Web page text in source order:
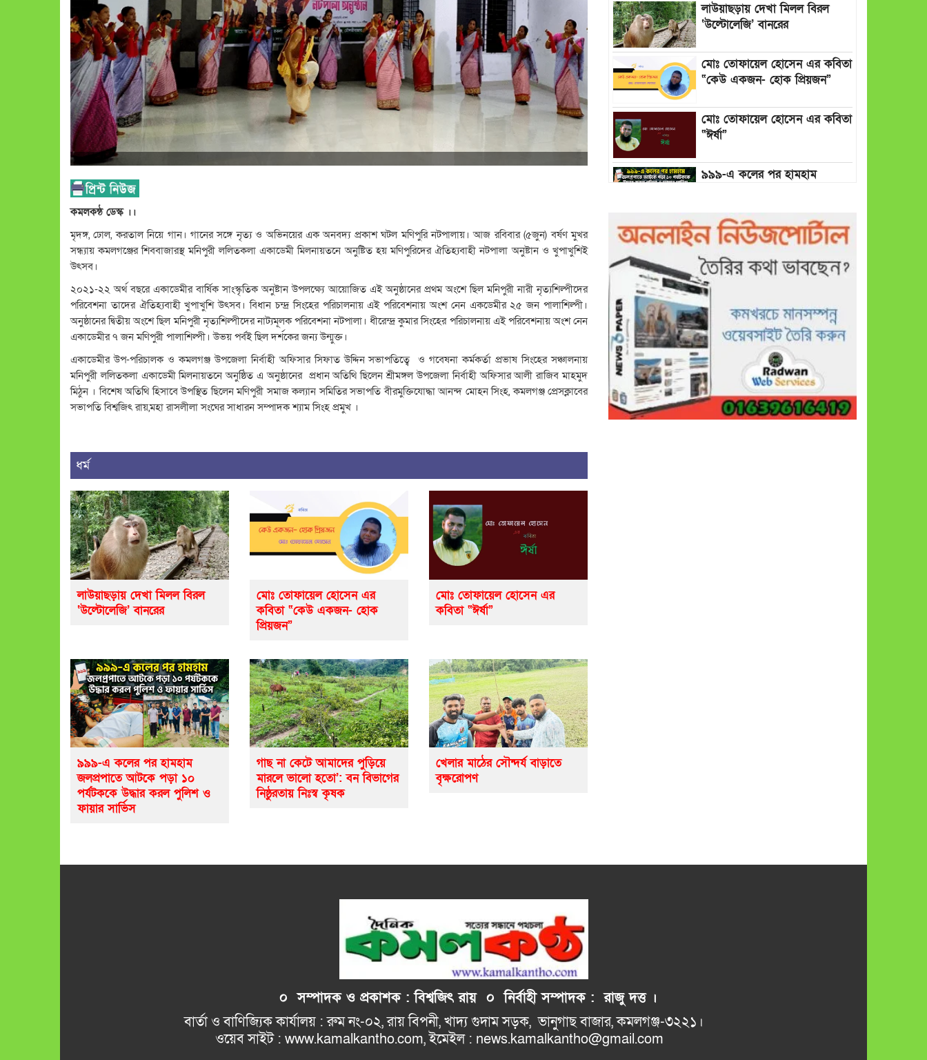
কমলকন্ঠ ডেস্ক ।।
মৃদঙ্গ, ঢোল, করতাল নিয়ে গান। গানের সঙ্গে নৃত্য ও অভিনয়ের এক অনবদ্য প্রকাশ ঘটল মণিপুরি নটপালায়। আজ রবিবার (৫জুন) বর্ষণ মুখর
সন্ধ্যায় কমলগঞ্জের শিববাজারস্থ মনিপুরী ললিতকলা একাডেমী মিলনায়তনে অনুষ্টিত হয় মণিপুরিদের ঐতিহ্যবাহী নটপালা অনুষ্টান ও খুপাখুশিই
উৎসব।
২০২১-২২ অর্থ বছরে একাডেমীর বার্ষিক সাংস্কৃতিক অনুষ্টান উপলক্ষ্যে আয়োজিত এই অনুষ্ঠানের প্রথম অংশে ছিল মনিপুরী নারী নৃত্যশিল্পীদের
পরিবেশনা তাদের ঐতিহ্যবাহী খুপাখুশি উৎসব। বিধান চন্দ্র সিংহের পরিচালনায় এই পরিবেশনায় অংশ নেন একডেমীর ২৫ জন পালাশিল্পী।
অনুষ্ঠানের দ্বিতীয় অংশে ছিল মনিপুরী নৃত্যশিল্পীদের নাট্যমূলক পরিবেশনা নটপালা। ধীরেন্দ্র কুমার সিংহের পরিচালনায় এই পরিবেশনায় অংশ নেন
একাডেমীর ৭ জন মণিপুরী পালাশিল্পী। উভয় পর্বই ছিল দর্শকের জন্য উন্মুক্ত।
একাডেমীর উপ-পরিচালক ও কমলগঞ্জ উপজেলা নির্বাহী অফিসার সিফাত উদ্দিন সভাপতিত্বে ও গবেষনা কর্মকর্তা প্রভাষ সিংহের সঞ্চালনায়
মনিপুরী ললিতকলা একাডেমী মিলনায়তনে অনুষ্ঠিত এ অনুষ্ঠানের প্রধান অতিথি ছিলেন শ্রীমঙ্গল উপজেলা নির্বাহী অফিসার আলী রাজিব মাহমুদ
মিঠুন । বিশেষ অতিথি হিসাবে উপস্থিত ছিলেন মণিপুরী সমাজ কল্যান সমিতির সভাপতি বীরমুক্তিযোদ্ধা আনন্দ মোহন সিংহ, কমলগঞ্জ প্রেসক্লাবের
সভাপতি বিশ্বজিৎ রায়,মহা রাসলীলা সংঘের সাধারন সম্পাদক শ্যাম সিংহ প্রমুখ ।
ধর্ম
লাউয়াছড়ায় দেখা মিলল বিরল
‘উল্টোলেজি’ বানরের
মোঃ তোফায়েল হোসেন এর
কবিতা “কেউ একজন- হোক
প্রিয়জন”
মোঃ তোফায়েল হোসেন এর
কবিতা “ঈর্ষা”
৯৯৯-এ কলের পর হামহাম
জলপ্রপাতে আটকে পড়া ১০
পর্যটককে উদ্ধার করল পুলিশ ও
ফায়ার সার্ভিস
গাছ না কেটে আমাদের পুড়িয়ে
মারলে ভালো হতো’: বন বিভাগের
নিষ্ঠুরতায় নিঃস্ব কৃষক
খেলার মাঠের সৌন্দর্য বাড়াতে
বৃক্ষরোপণ
লাউয়াছড়ায় দেখা মিলল বিরল
‘উল্টোলেজি’ বানরের
মোঃ তোফায়েল হোসেন এর কবিতা
“কেউ একজন- হোক প্রিয়জন”
মোঃ তোফায়েল হোসেন এর কবিতা
“ঈর্ষা”
৯৯৯-এ কলের পর হামহাম
ফায়ার সার্ভিস
গাছ না কেটে আমাদের পুড়িয়ে
মারলে ভালো হতো’: বন বিভাগের
নিষ্ঠুরতায় নিঃস্ব কৃষক
০ সম্পাদক ও প্রকাশক : বিশ্বজিৎ রায় ০ নির্বাহীসম্পাদক : রাজু দত্ত ।
বার্তা ও বাণিজ্যিক কার্যালয় : রুম নং-০২, রায় বিপনী, খাদ্য গুদাম সড়ক, ভানুগাছ বাজার, কমলগঞ্জ-৩২২১।
ওয়েব সাইট : www.kamalkantho.com, ইমেইল : news.kamalkantho@gmail.com